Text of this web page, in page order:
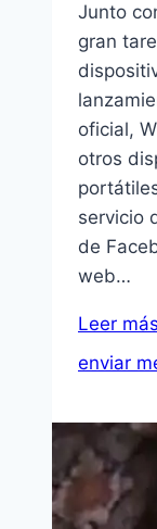
Junto
gran
oficial,
otros
servicio
de
web…
Leer más
enviar